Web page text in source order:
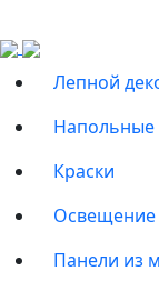
Лепной
Напольные
Краски
Освещение
Панели из